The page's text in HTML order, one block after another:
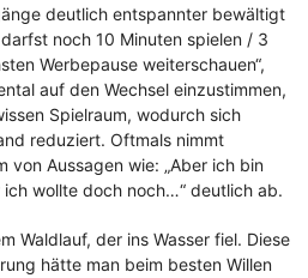
deutlich entspannter bewältigt
noch 10 Minuten spielen / 3
Werbepause weiterschauen“,
auf den Wechsel einzustimmen,
Spielraum, wodurch sich
reduziert. Oftmals nimmt
von Aussagen wie: „Aber ich bin
wollte doch noch…“ deutlich ab.
Waldlauf, der ins Wasser fiel. Diese
hätte man beim besten Willen